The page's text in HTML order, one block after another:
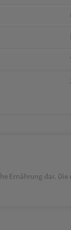
Ernährung dar.